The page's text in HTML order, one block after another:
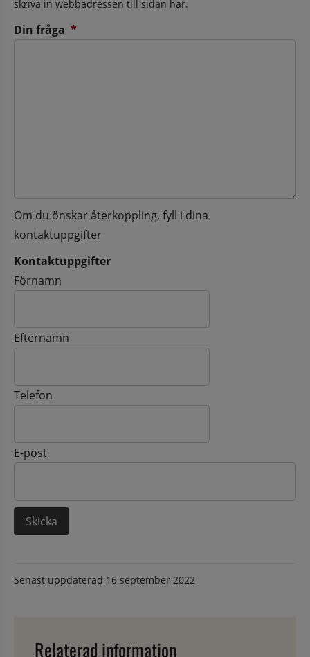
skriva in webbadressen till sidan här.
Din fråga *
Om du önskar återkoppling, fyll i dina
kontaktuppgifter
Kontaktuppgifter
Kontaktuppgifter
Förnamn
Efternamn
Telefon
E-post
Senast uppdaterad 16 september 2022
Relaterad information